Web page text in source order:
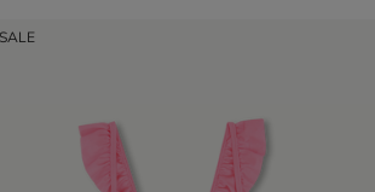
SALE